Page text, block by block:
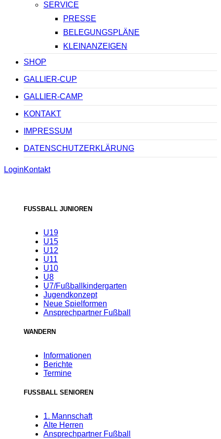
SERVICE
PRESSE
BELEGUNGSPLÄNE
KLEINANZEIGEN
SHOP
GALLIER-CUP
GALLIER-CAMP
KONTAKT
IMPRESSUM
DATENSCHUTZERKLÄRUNG
LoginKontakt
FUSSBALL JUNIOREN
U19
U15
U12
U11
U10
U8
U7/Fußballkindergarten
Jugendkonzept
Neue Spielformen
Ansprechpartner Fußball
WANDERN
Informationen
Berichte
Termine
FUSSBALL SENIOREN
1. Mannschaft
Alte Herren
Ansprechpartner Fußball